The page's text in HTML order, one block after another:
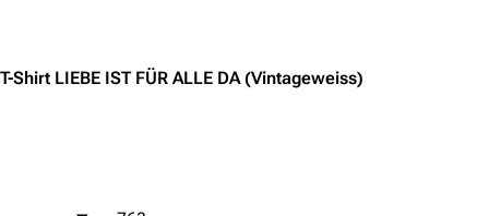
T-Shirt LIEBE IST FÜR ALLE DA (Vintageweiss)